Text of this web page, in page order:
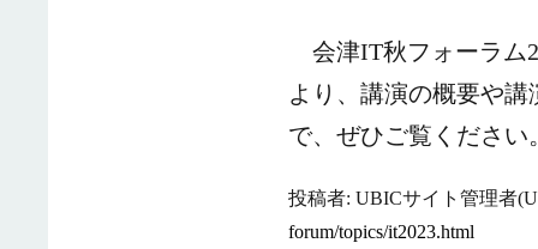
会津IT秋フォーラム
より、講演の概要や
で、ぜひご覧ください
投稿者: UBICサイト管理者
forum/topics/it2023.html